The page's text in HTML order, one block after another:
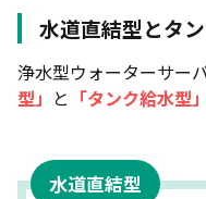
一人暮らし／
デメリットを最小
フィルター性
ク
水道直結型とタ
浄水型ウォーターサー
型」 と 「タンク給水型」
水道直結型